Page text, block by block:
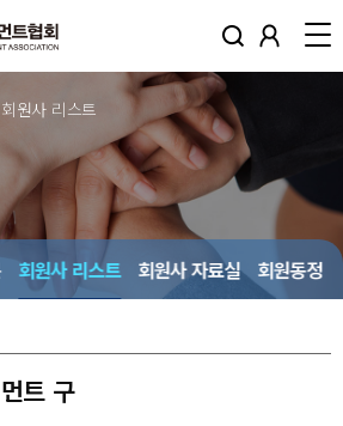
회원사 리스트
회원사 리스트 회원사 자료실 회원동정
트 구